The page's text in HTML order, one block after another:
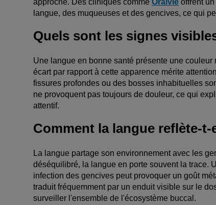
approche. Des cliniques comme Oralvie offrent
langue, des muqueuses et des gencives, ce qui
Quels sont les signes
Une langue en bonne santé présente une
écart par rapport à cette apparence mérite
fissures profondes ou des bosses inhabituelles
ne provoquent pas toujours de douleur, ce qui
attentif.
Comment la langue reflète-t-
La langue partage son environnement avec les
déséquilibré, la langue en porte souvent la trace.
infection des gencives peut provoquer un goût
traduit fréquemment par un enduit visible sur le
surveiller l'ensemble de l'écosystème buccal.